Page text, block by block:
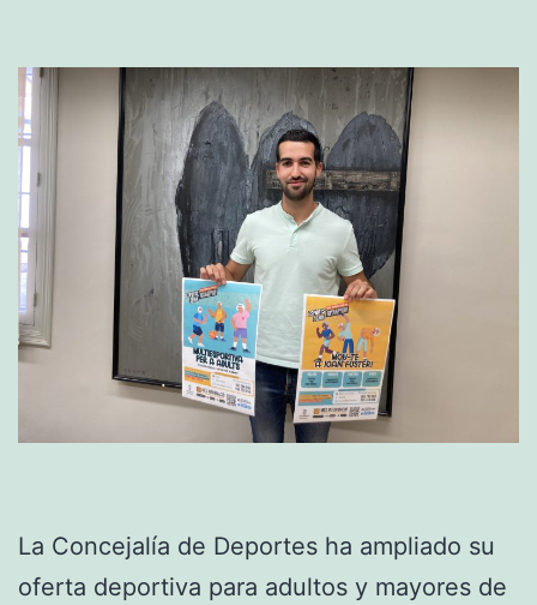
La Concejalía de Deportes ha ampliado su
oferta deportiva para adultos y mayores de